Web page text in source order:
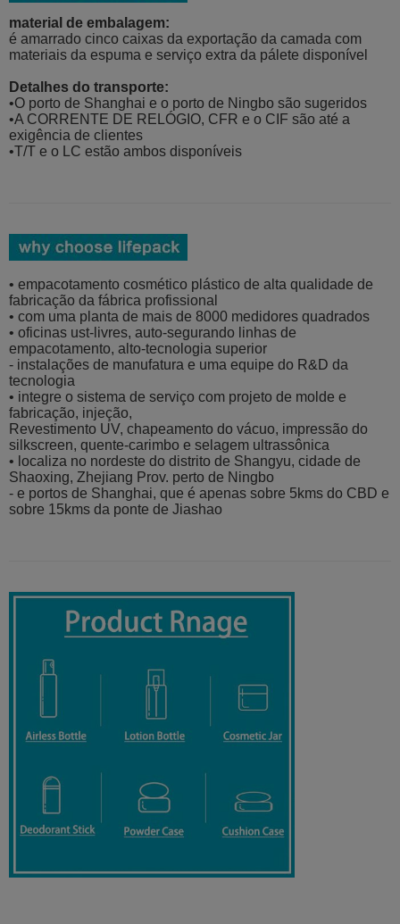
material de embalagem:
é amarrado cinco caixas da exportação da camada com
materiais da espuma e serviço extra da pálete disponível
Detalhes do transporte:
•O porto de Shanghai e o porto de Ningbo são sugeridos
•A CORRENTE DE RELÓGIO, CFR e o CIF são até a
exigência de clientes
•T/T e o LC estão ambos disponíveis
• empacotamento cosmético plástico de alta qualidade de
fabricação da fábrica profissional
• com uma planta de mais de 8000 medidores quadrados
• oficinas ust-livres, auto-segurando linhas de
empacotamento, alto-tecnologia superior
- instalações de manufatura e uma equipe do R&D da
tecnologia
• integre o sistema de serviço com projeto de molde e
fabricação, injeção,
Revestimento UV, chapeamento do vácuo, impressão do
silkscreen, quente-carimbo e selagem ultrassônica
• localiza no nordeste do distrito de Shangyu, cidade de
Shaoxing, Zhejiang Prov. perto de Ningbo
- e portos de Shanghai, que é apenas sobre 5kms do CBD e
sobre 15kms da ponte de Jiashao